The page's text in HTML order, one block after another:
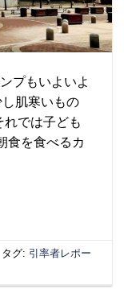
プもいよいよ
肌寒いもの
では子ども
食を食べるカ
タグ: 引率者レポー